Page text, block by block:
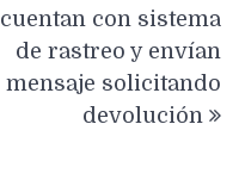
cuentan con sistema
de rastreo y envían
mensaje solicitando
devolución